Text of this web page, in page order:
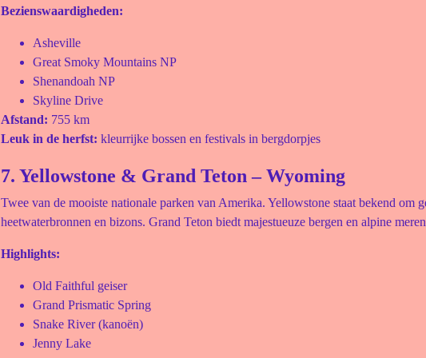
Bezienswaardigheden:
Asheville
Great Smoky Mountains NP
Shenandoah NP
Skyline Drive
Afstand: 755 km
Leuk in de herfst: kleurrijke bossen en festivals in bergdorpjes
7. Yellowstone & Grand Teton – Wyoming
Twee van de mooiste nationale parken van Amerika. Yellowstone staat bekend om
heetwaterbronnen en bizons. Grand Teton biedt majestueuze bergen en alpine
Highlights:
Old Faithful geiser
Grand Prismatic Spring
Snake River (kanoën)
Jenny Lake